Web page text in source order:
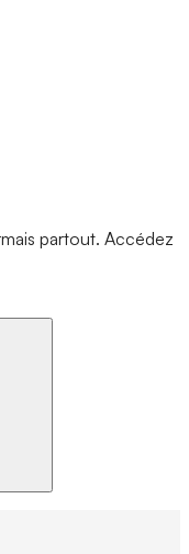
partout. Accédez